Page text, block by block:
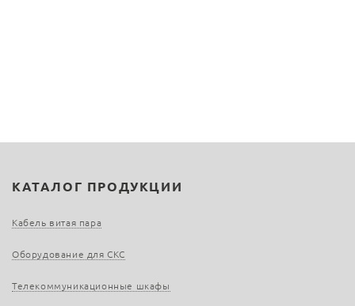
КАТАЛОГ ПРОДУКЦИИ
Кабель витая пара
Оборудование для СКС
Телекоммуникационные шкафы